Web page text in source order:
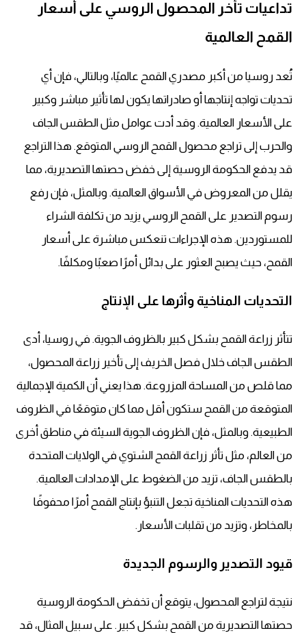
تداعيات تأخر المحصول الروسي على أسعار
القمح العالمية
تُعد روسيا من أكبر مصدري القمح عالميًا، وبالتالي، فإن أي
تحديات تواجه إنتاجها أو صادراتها يكون لها تأثير مباشر وكبير
على الأسعار العالمية. وقد أدت عوامل مثل الطقس الجاف
والحرب إلى تراجع محصول القمح الروسي المتوقع. هذا التراجع
قد يدفع الحكومة الروسية إلى خفض حصتها التصديرية، مما
يقلل من المعروض في الأسواق العالمية. وبالمثل، فإن رفع
رسوم التصدير على القمح الروسي يزيد من تكلفة الشراء
للمستوردين. هذه الإجراءات تنعكس مباشرة على أسعار
القمح، حيث يصبح العثور على بدائل أمرًا صعبًا ومكلفًا.
التحديات المناخية وأثرها على الإنتاج
تتأثر زراعة القمح بشكل كبير بالظروف الجوية. في روسيا، أدى
الطقس الجاف خلال فصل الخريف إلى تأخير زراعة المحصول،
مما قلص من المساحة المزروعة. هذا يعني أن الكمية الإجمالية
المتوقعة من القمح ستكون أقل مما كان متوقعًا في الظروف
الطبيعية. وبالمثل، فإن الظروف الجوية السيئة في مناطق أخرى
من العالم، مثل تأثر زراعة القمح الشتوي في الولايات المتحدة
بالطقس الجاف، تزيد من الضغوط على الإمدادات العالمية.
هذه التحديات المناخية تجعل التنبؤ بإنتاج القمح أمرًا محفوفًا
بالمخاطر، وتزيد منتقلبات الأسعار .
قيود التصدير والرسوم الجديدة
نتيجة لتراجع المحصول، يتوقع أن تخفض الحكومة الروسية
حصتها التصديرية من القمح بشكل كبير. على سبيل المثال، قد